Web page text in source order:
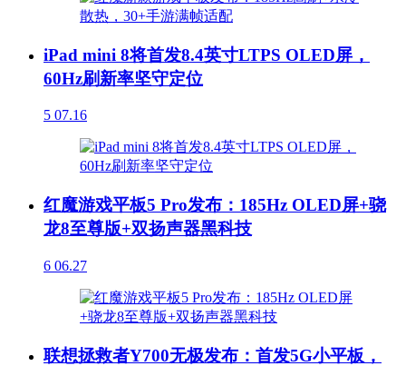
iPad mini 8将首发8.4英寸LTPS OLED屏，
60Hz刷新率坚守定位
5 07.16
红魔游戏平板5 Pro发布：185Hz OLED屏+骁
龙8至尊版+双扬声器黑科技
6 06.27
联想拯救者Y700无极发布：首发5G小平板，